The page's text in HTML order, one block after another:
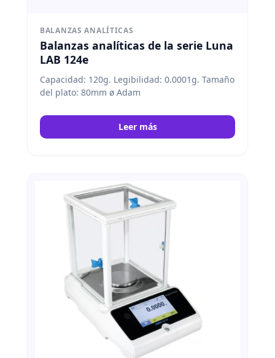
BALANZAS ANALÍTICAS
Balanzas analíticas de la serie Luna
LAB 124e
Capacidad: 120g. Legibilidad: 0.0001g. Tamaño
del plato: 80mm ø Adam
Leer más